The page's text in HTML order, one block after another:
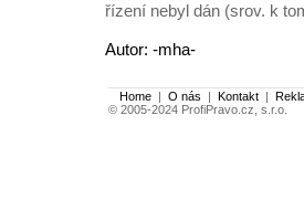
řízení nebyl dán (srov. k
Autor: -mha-
Home | O nás | Kontakt |
© 2005-2024 ProfiPravo.cz, s.r.o.